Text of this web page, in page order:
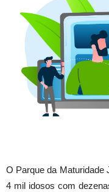
O Parque da Maturidade
4 mil idosos com